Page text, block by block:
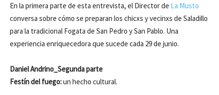
En la primera parte de esta entrevista, el Director de La Musto
conversa sobre cómo se preparan los chicxs y vecinxs de Saladillo
para la tradicional Fogata de San Pedro y San Pablo. Una
experiencia enriquecedora que sucede cada 29 de junio.
Daniel Andrino_Segunda parte
Festín del fuego:un hecho cultural.